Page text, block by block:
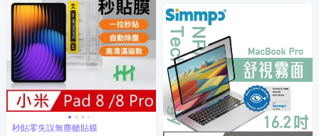
秒貼零失誤無塵艙貼膜